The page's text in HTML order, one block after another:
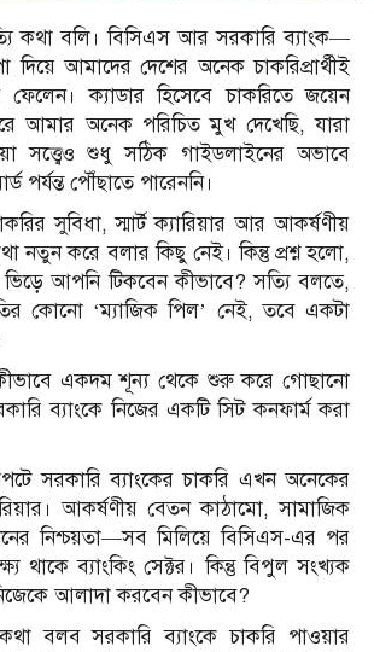
কথা বলি। বিসিএস আর সরকারি ব্যাংক—
আমাদের দেশের অনেক চাকরিপ্রার্থীই
ক্যাডার হিসেবে চাকরিতে জয়েন
আমার অনেক পরিচিত মুখ দেখেছি, যারা
সত্ত্বেও শুধু সঠিক গাইডলাইনের অভাবে
পর্যন্ত পৌঁছাতে পারেননি।
সুবিধা, স্মার্ট ক্যারিয়ার আর আকর্ষণীয়
নতুন করে বলার কিছু নেই। কিন্তু প্রশ্ন হলো,
আপনি টিকবেন কীভাবে? সত্যি বলতে,
কোনো ‘ম্যাজিক পিল’ নেই, তবে একটা
একদম শূন্য থেকে শুরু করে গোছানো
ব্যাংকে নিজের একটি সিট কনফার্ম করা
সরকারি ব্যাংকের চাকরি এখন অনেকের
আকর্ষণীয় বেতন কাঠামো, সামাজিক
নিশ্চয়তা—সব মিলিয়ে বিসিএস-এর পর
থাকে ব্যাংকিং সেক্টর। কিন্তু বিপুল সংখ্যক
আলাদা করবেন কীভাবে?
বলব সরকারি ব্যাংকে চাকরি পাওয়ার